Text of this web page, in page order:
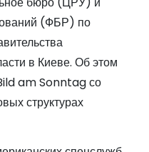
(ФБР) по
в Киеве. Об этом
am Sonntag со
структурах